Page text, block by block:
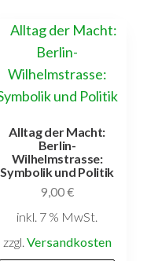
Alltag der Macht:
Berlin-
Wilhelmstrasse:
Symbolik und Politik
9,00€
inkl. 7 % MwSt.
zzgl. Versandkosten